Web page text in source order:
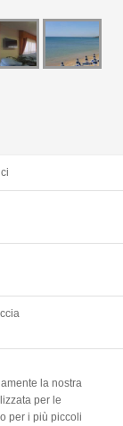
la nostra
per le
per i più piccoli